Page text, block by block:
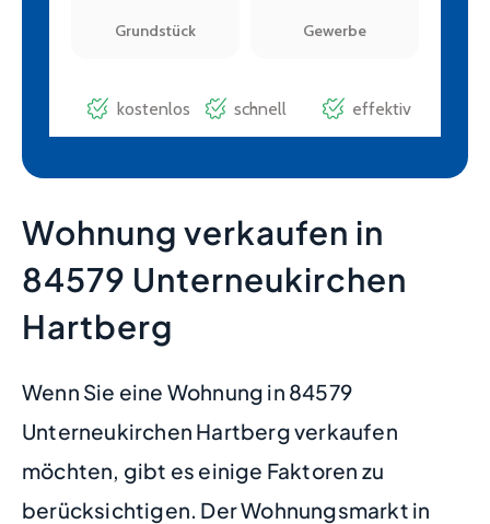
Wohnung verkaufen in
84579 Unterneukirchen
Hartberg
Wenn Sie eine Wohnung in 84579
Unterneukirchen Hartberg verkaufen
möchten, gibt es einige Faktoren zu
berücksichtigen. Der Wohnungsmarkt in